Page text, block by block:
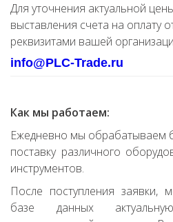
Для уточнения актуальной
выставления счета на оплату
реквизитами вашей
info@PLC-Trade.ru
Как мы работаем:
Ежедневно мы обрабатываем
поставку различного
инструментов.
После поступления заявки,
базе данных